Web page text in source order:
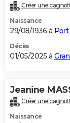
Créer une
Naissance
29/08/1936 à
Décès
01/05/2025 à
Jeanine
Créer une
Naissance